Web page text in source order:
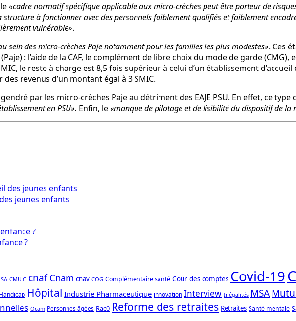
«cadre normatif spécifique applicable aux micro-crèches peut être porteur de
structure à fonctionner avec des personnels faiblement qualifiés et faiblement
vulnérable».
sein des micro-crèches Paje notamment pour les familles les plus modestes». Ces
: l’aide de la CAF, le complément de libre choix du mode de garde
le reste à charge est 8,5 fois supérieur à celui d’un établissement
revenus d’un montant égal à 3 SMIC.
par les micro-crèches Paje au détriment des EAJE PSU. En effet, ce
en PSU». Enfin, le«manque de pilotage et de lisibilité du dispositif de la
jeunes enfants
?
CMU-C cnaf Cnam cnav COG Complémentaire santé Cour des comptes Covid-19
Handicap Hôpital Industrie Pharmaceutique innovation Interview Inégalités MSA
Ocam Personnes âgées Rac0 Reforme des retraites Retraites Santé mentale